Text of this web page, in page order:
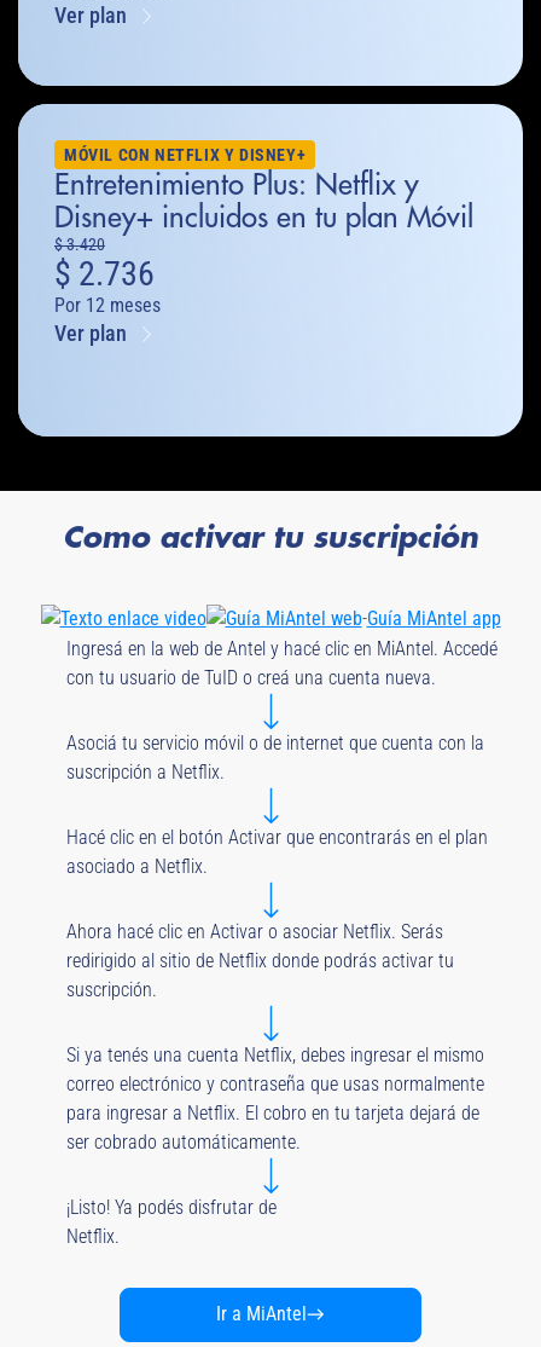
Ver plan
MÓVIL CON NETFLIX Y DISNEY+
Entretenimiento Plus: Netflix y
Disney+ incluidos en tu plan Móvil
$3.420
$ 2.736
Por 12 meses
Ver plan
Como activar tu suscripción
Texto enlace video Guía MiAntel web-Guía MiAntel app
Ingresá en la web de Antel y hacé clic en MiAntel. Accedé
con tu usuario de TuID o creá una cuenta nueva.
Asociá tu servicio móvil o de internet que cuenta con la
suscripción a Netflix.
Hacé clic en el botón Activar que encontrarás en el plan
asociado a Netflix.
Ahora hacé clic en Activar o asociar Netflix. Serás
redirigido al sitio de Netflix donde podrás activar tu
suscripción.
Si ya tenés una cuenta Netflix, debes ingresar el mismo
correo electrónico y contraseña que usas normalmente
para ingresar a Netflix. El cobro en tu tarjeta dejará de
ser cobrado automáticamente.
¡Listo! Ya podés disfrutar de
Netflix.
Ir a MiAntel